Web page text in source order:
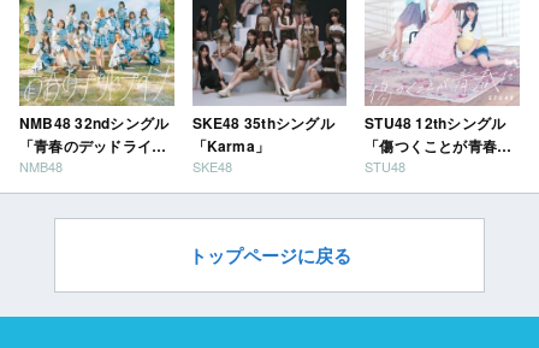
NMB48 32ndシングル
「青春のデッドライ
ン」
NMB48
SKE48 35thシングル
「Karma」
SKE48
STU48 12thシングル
「傷つくことが青春
だ」
STU48
トップページに戻る